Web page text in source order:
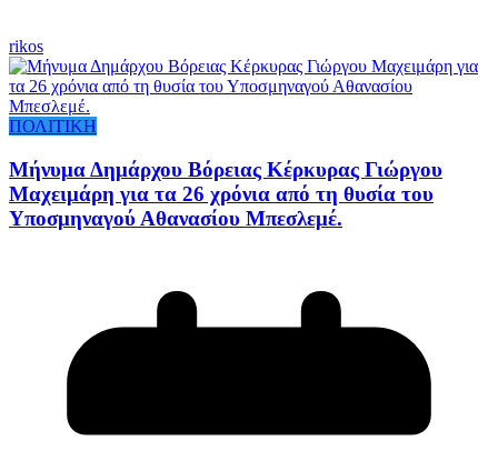
rikos
ΠΟΛΙΤΙΚΗ
Μήνυμα Δημάρχου Βόρειας Κέρκυρας Γιώργου
Μαχειμάρη για τα 26 χρόνια από τη θυσία του
Υποσμηναγού Αθανασίου Μπεσλεμέ.